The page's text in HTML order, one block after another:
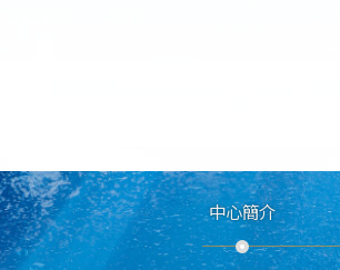
中心簡介